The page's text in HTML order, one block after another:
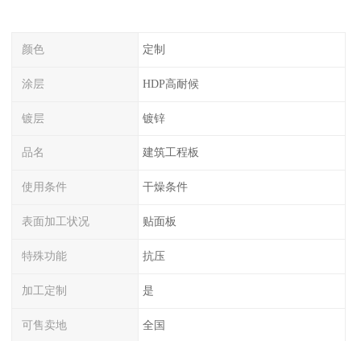
颜色 定制
涂层 HDP高耐候
镀层 镀锌
品名 建筑工程板
使用条件 干燥条件
表面加工状况 贴面板
特殊功能 抗压
加工定制 是
可售卖地 全国